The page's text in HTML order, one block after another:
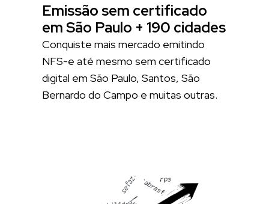
Emissão sem certificado
em São Paulo + 190 cidades
Conquiste mais mercado emitindo
NFS-e até mesmo sem certificado
digital em São Paulo, Santos, São
Bernardo do Campo e muitas outras.